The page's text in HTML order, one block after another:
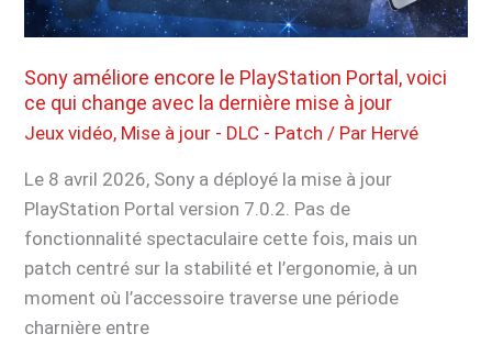
change
complètement
No
Man’s
Sky
Sony améliore encore le PlayStation Portal, voici
ce qui change avec la dernière mise à jour
Jeux vidéo, Mise à jour - DLC - Patch / Par Hervé
Le 8 avril 2026, Sony a déployé la mise à jour
PlayStation Portal version 7.0.2. Pas de
fonctionnalité spectaculaire cette fois, mais un
patch centré sur la stabilité et l’ergonomie, à un
moment où l’accessoire traverse une période
charnière entre